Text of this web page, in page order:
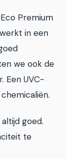
Premium
in een
we ook de
Een UVC-
goed.
te